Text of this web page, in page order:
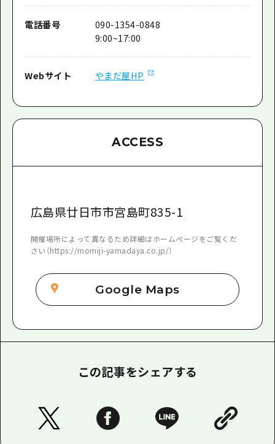
電話番号
090-1354-0848
9:00~17:00
Webサイト やまだ屋HP
ACCESS
広島県廿日市市宮島町835-1
開催場所によって異なるため詳細はホームページをご覧くだ
さい（https://momiji-yamadaya.co.jp/）
Google Maps
この記事をシェアする